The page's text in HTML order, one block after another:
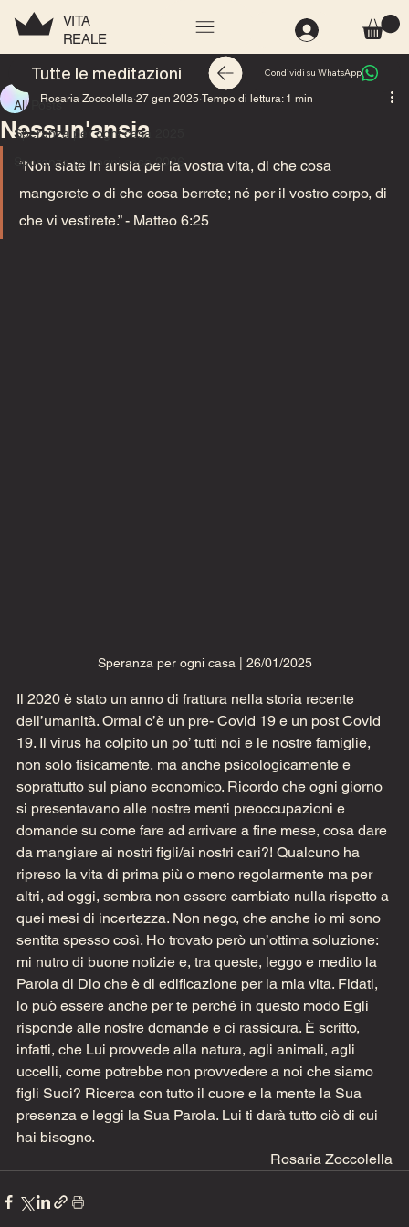
VITA
REALE
All Posts
Speranza per ogni casa 2025
Speranza per ogni casa 2026
All Posts
Nessun'ansia
Rosaria Zoccolella 27 gen 2025 Tempo di lettura: 1 min
“Non siate in ansia per la vostra vita, di che cosa
mangerete o di che cosa berrete; né per il vostro corpo, di
che vi vestirete.” - Matteo‬ 6‬:25‬ ‬‬‬‬‬
Speranza per ogni casa | 26/01/2025
Il 2020 è stato un anno di frattura nella storia recente
dell’umanità. Ormai c’è un pre- Covid 19 e un post Covid
19. Il virus ha colpito un po’ tutti noi e le nostre famiglie,
non solo fisicamente, ma anche psicologicamente e
soprattutto sul piano economico. Ricordo che ogni giorno
si presentavano alle nostre menti preoccupazioni e
domande su come fare ad arrivare a fine mese, cosa dare
da mangiare ai nostri figli/ai nostri cari?! Qualcuno ha
ripreso la vita di prima più o meno regolarmente ma per
altri, ad oggi, sembra non essere cambiato nulla rispetto a
quei mesi di incertezza. Non nego, che anche io mi sono
sentita spesso così. Ho trovato però un’ottima soluzione:
mi nutro di buone notizie e, tra queste, leggo e medito la
Parola di Dio che è di edificazione per la mia vita. Fidati,
lo può essere anche per te perché in questo modo Egli
risponde alle nostre domande e ci rassicura. È scritto,
infatti, che Lui provvede alla natura, agli animali, agli
uccelli, come potrebbe non provvedere a noi che siamo
figli Suoi? Ricerca con tutto il cuore e la mente la Sua
presenza e leggi la Sua Parola. Lui ti darà tutto ciò di cui
hai bisogno.
Rosaria Zoccolella
Tutte le meditazioni Condividi su WhatsApp